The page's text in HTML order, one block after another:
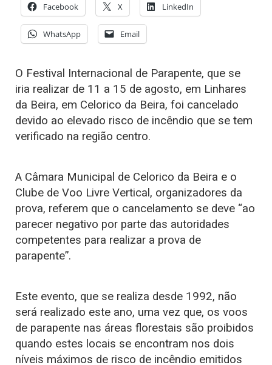
Facebook X LinkedIn
WhatsApp Email
O Festival Internacional de Parapente, que se
iria realizar de 11 a 15 de agosto, em Linhares
da Beira, em Celorico da Beira, foi cancelado
devido ao elevado risco de incêndio que se tem
verificado na região centro.
A Câmara Municipal de Celorico da Beira e o
Clube de Voo Livre Vertical, organizadores da
prova, referem que o cancelamento se deve “ao
parecer negativo por parte das autoridades
competentes para realizar a prova de
parapente”.
Este evento, que se realiza desde 1992, não
será realizado este ano, uma vez que, os voos
de parapente nas áreas florestais são proibidos
quando estes locais se encontram nos dois
níveis máximos de risco de incêndio emitidos